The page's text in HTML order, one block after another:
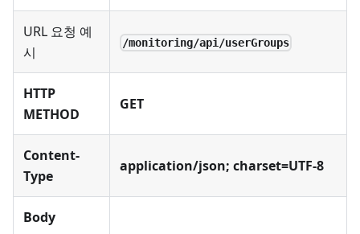
URL 요청 예
시
/monitoring/api/userGroups
HTTP
METHOD
GET
Content-
Type
application/json; charset=UTF-8
Body